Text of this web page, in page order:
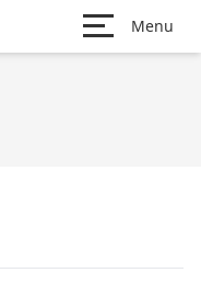
Menu